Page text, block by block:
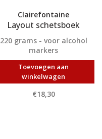
Clairefontaine
Layout schetsboek
220 grams - voor alcohol
markers
Toevoegen aan
winkelwagen
€18,30